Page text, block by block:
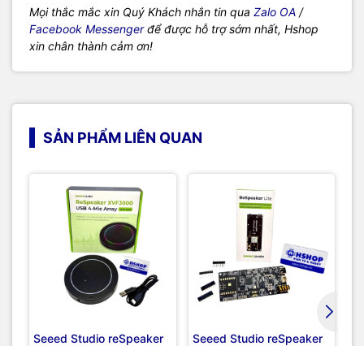
Mọi thắc mắc xin Quý Khách nhắn tin qua Zalo OA /
Facebook Messengerđể được hỗ trợ sớm nhất, Hshop
xin chân thành cảm ơn!
SẢN PHẨM LIÊN QUAN
Seeed Studio reSpeaker
Seeed Studio reSpeaker